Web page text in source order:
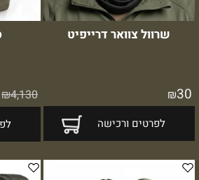
שרוול צוואר דרייפיט
₪30
לפרטים ורכישה
₪4,130